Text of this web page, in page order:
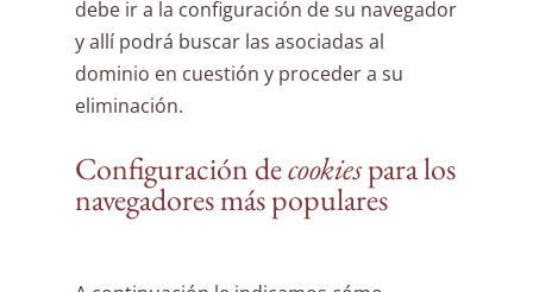
debe ir a la configuración de su navegador
y allí podrá buscar las asociadas al
dominio en cuestión y proceder a su
eliminación.
Configuración decookiespara los
navegadores más populares